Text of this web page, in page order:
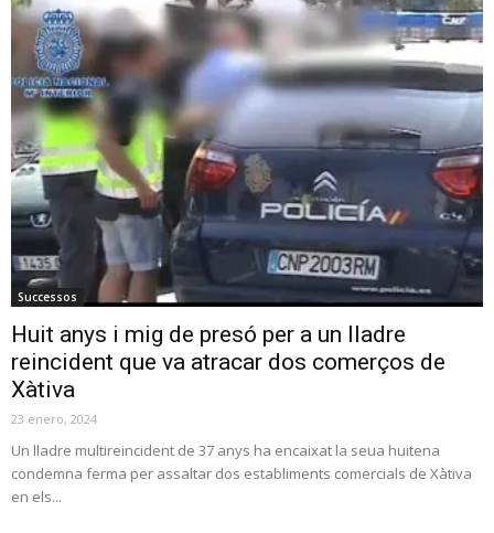
Successos
Huit anys i mig de presó per a un lladre
reincident que va atracar dos comerços de
Xàtiva
23 enero, 2024
Un lladre multireincident de 37 anys ha encaixat la seua huitena
condemna ferma per assaltar dos establiments comercials de Xàtiva
en els...